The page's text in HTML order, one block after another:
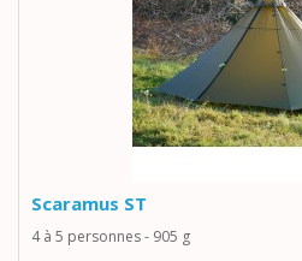
Scaramus ST
4 à 5 personnes - 905 g